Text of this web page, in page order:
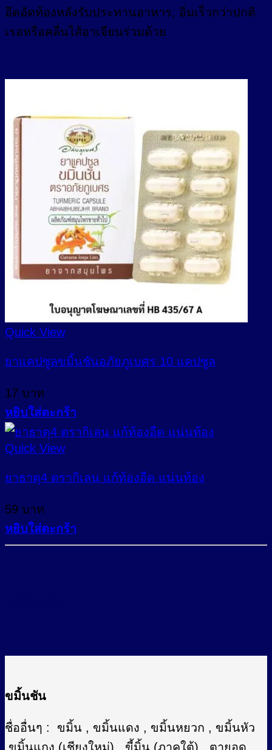
อึดอัดท้องหลังรับประทานอาหาร, อิ่มเร็วกว่าปกติ
เรอหรือคลื่นไส้อาเจียนร่วมด้วย
Quick View
ยาแคปซูลขมิ้นชันอภัยภูเบศร 10 แคปซูล
17 บาท
หยิบใส่ตะกร้า
Quick View
ยาธาตุ4 ตรากิเลน แก้ท้องอืด แน่นท้อง
59 บาท
หยิบใส่ตะกร้า
ขมิ้นชัน
ชื่ออื่นๆ : ขมิ้น , ขมิ้นแดง , ขมิ้นหยวก , ขมิ้นหัว
,ขมิ้นแกง (เชียงใหม่) , ขี้มิ้น (ภาคใต้) , ตายอด